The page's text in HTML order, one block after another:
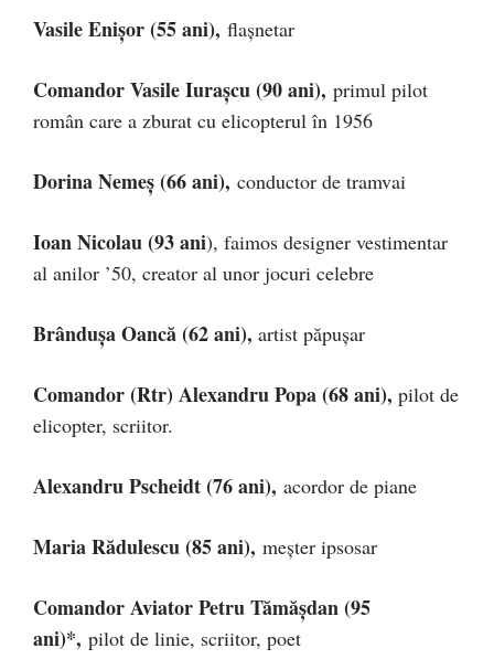
Vasile Enișor (55 ani), flaşnetar
Comandor Vasile Iurașcu (90 ani), primul pilot
român care a zburat cu elicopterul în 1956
Dorina Nemeș (66 ani), conductor de tramvai
Ioan Nicolau(93 ani), faimos designer vestimentar
al anilor ’50, creator al unor jocuri celebre
Brândușa Oancă (62 ani), artist păpușar
Comandor (Rtr) Alexandru Popa (68 ani), pilot de
elicopter, scriitor.
Alexandru Pscheidt (76 ani), acordor de piane
Maria Rădulescu (85 ani), meșter ipsosar
Comandor Aviator Petru Tămășdan (95
ani)*, pilot de linie, scriitor, poet